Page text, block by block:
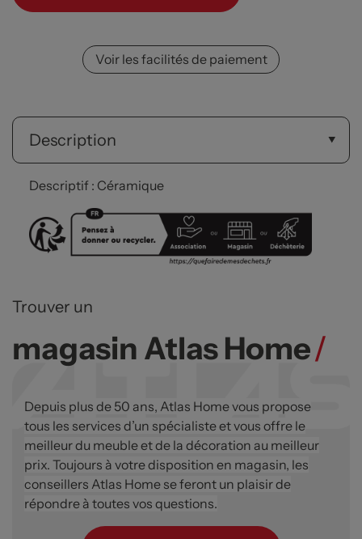
Voir les facilités de paiement
Description
Descriptif : Céramique
Trouver un
magasin Atlas Home/
Depuis plus de 50 ans, Atlas Home vous propose
tous les services d’un spécialiste et vous offre le
meilleur du meuble et de la décoration au meilleur
prix. Toujours à votre disposition en magasin, les
conseillers Atlas Home se feront un plaisir de
répondre à toutes vos questions.